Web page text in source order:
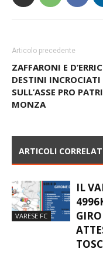
Articolo precedente
ZAFFARONI E
DESTINI INCROCIATI
IL